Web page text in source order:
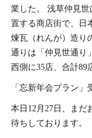
業した。 浅草仲見
置する商店街で、日
煉瓦（れんが）造り
通りは「仲見世通り
西側に35店、合計89
「忘新年会プラン」
本日12月27日、まだ
待ちしております。